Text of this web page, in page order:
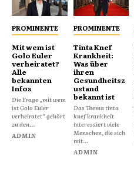
PROMINENTE
Mit wem ist
Golo Euler
verheiratet?
Alle
bekannten
Infos
Die Frage „mit wem
ist Golo Euler
verheiratet“ gehört
zu den...
ADMIN
PROMINENTE
Tinta Knef
Krankheit:
Was über
ihren
Gesundheitsz
ustand
bekannt ist
Das Thema tinta
knef krankheit
interessiert viele
Menschen, die sich
mit...
ADMIN